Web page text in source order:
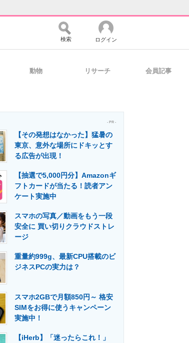
マーケ×ITの今がよく分かる
建設×テクノロジーの最前線
検索 ログイン
動物 リサーチ 会員記事
- PR -
【その発想はなかった】猛暑の
東京、意外な場所にドキッとす
る広告が出現！
【抽選で5,000円分】Amazonギ
フトカードが当たる！読者アン
ケート実施中
スマホの写真／動画をもう一段
安全に 買い切りクラウドストレ
ージ
重量約999g、最新CPU搭載のビ
ジネスPCの実力は？
スマホ2GBで月額850円～ 格安
SIMをお得に使うキャンペーン
実施中！
【iHerb】「迷ったらこれ！」